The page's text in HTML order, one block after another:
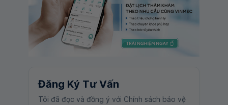
Đăng Ký Tư Vấn
Tôi đã đọc và đồng ý với Chính sách bảo vệ